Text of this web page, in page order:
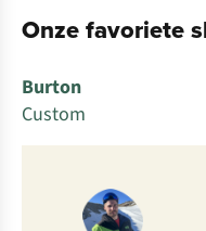
Onze favoriete
Burton
Custom